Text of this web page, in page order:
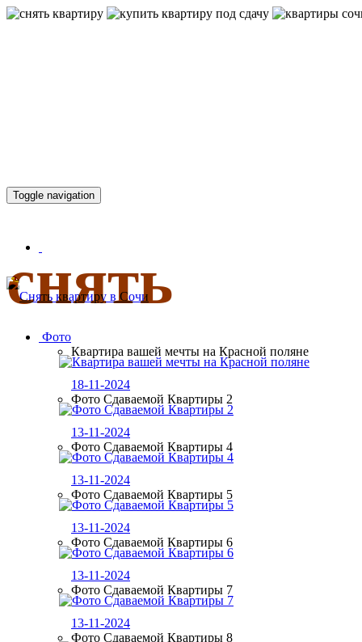
снять
Toggle navigation
Фото
Квартира вашей мечты на Красной поляне
18-11-2024
Фото Сдаваемой Квартиры 2
13-11-2024
Фото Сдаваемой Квартиры 4
13-11-2024
Фото Сдаваемой Квартиры 5
13-11-2024
Фото Сдаваемой Квартиры 6
13-11-2024
Фото Сдаваемой Квартиры 7
13-11-2024
Фото Сдаваемой Квартиры 8